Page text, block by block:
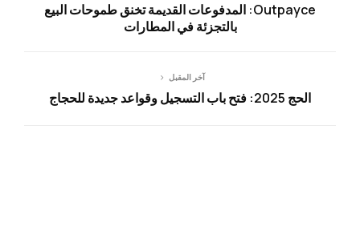
Outpayce: المدفوعات القديمة تخنق طموحات البيع
بالتجزئة في المطارات
آخر المقبل
الحج 2025: فتح باب التسجيل وقواعد جديدة للحجاج